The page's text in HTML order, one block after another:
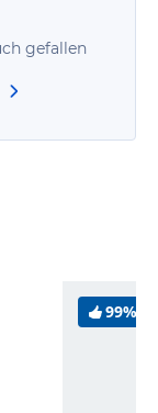
gefallen
99%